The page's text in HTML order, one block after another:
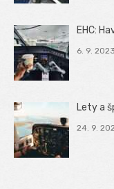
EHC:
6. 9. 2023
Lety a
24. 9.